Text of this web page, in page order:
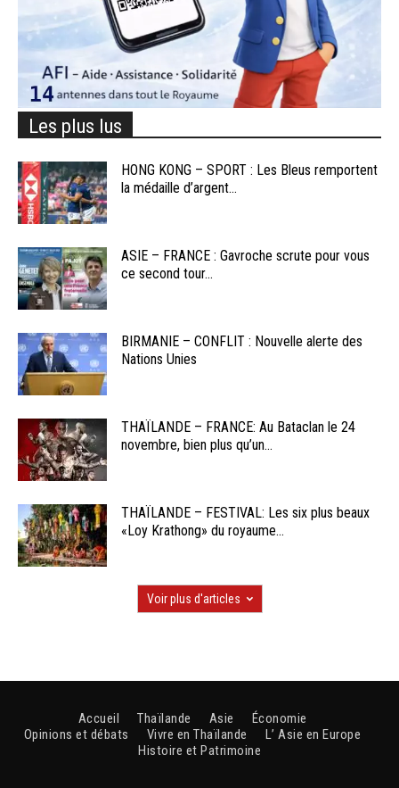
Les plus lus
HONG KONG – SPORT : Les Bleus remportent
la médaille d’argent...
ASIE – FRANCE : Gavroche scrute pour vous
ce second tour...
BIRMANIE – CONFLIT : Nouvelle alerte des
Nations Unies
THAÏLANDE – FRANCE: Au Bataclan le 24
novembre, bien plus qu’un...
THAÏLANDE – FESTIVAL: Les six plus beaux
«Loy Krathong» du royaume...
Voir plus d'articles
Accueil Thaïlande Asie
Économie
Opinions et débats
Vivre en Thaïlande
L’ Asie en Europe
Histoire et Patrimoine